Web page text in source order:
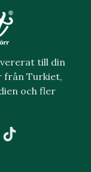
till din
från Turkiet,
och fler